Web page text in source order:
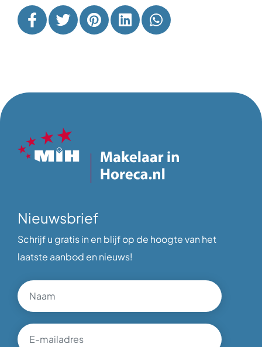
Nieuwsbrief
Schrijf u gratis in en blijf op de hoogte van het
laatste aanbod en nieuws!